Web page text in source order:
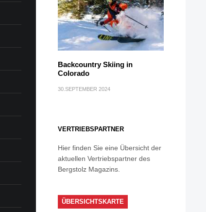
Backcountry Skiing in
Colorado
30.SEPTEMBER 2024
VERTRIEBSPARTNER
Hier finden Sie eine Übersicht der
aktuellen Vertriebspartner des
Bergstolz Magazins.
ÜBERSICHTSKARTE